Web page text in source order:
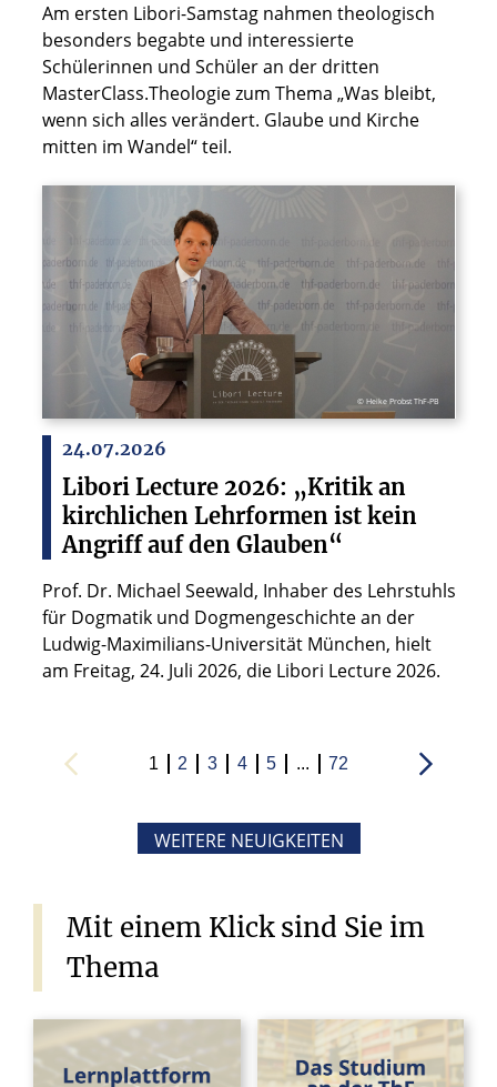
Am ersten Libori-Samstag nahmen theologisch
besonders begabte und interessierte
Schülerinnen und Schüler an der dritten
MasterClass.Theologie zum Thema „Was bleibt,
wenn sich alles verändert. Glaube und Kirche
mitten im Wandel“ teil.
© Heike Probst ThF-PB
24.07.2026
Libori Lecture 2026: „Kritik an
kirchlichen Lehrformen ist kein
Angriff auf den Glauben“
Prof. Dr. Michael Seewald, Inhaber des Lehrstuhls
für Dogmatik und Dogmengeschichte an der
Ludwig-Maximilians-Universität München, hielt
am Freitag, 24. Juli 2026, die Libori Lecture 2026.
1 2 3 4 5 ... 72
WEITERE NEUIGKEITEN
Mit einem Klick sind Sie im
Thema